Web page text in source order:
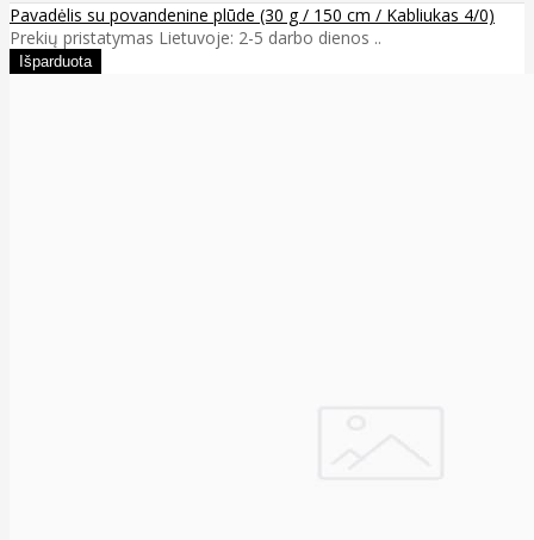
Pavadėlis su povandenine plūde (30 g / 150 cm / Kabliukas 4/0)
Prekių pristatymas Lietuvoje: 2-5 darbo dienos ..